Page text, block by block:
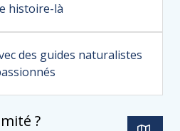
histoire-là
des guides naturalistes
?